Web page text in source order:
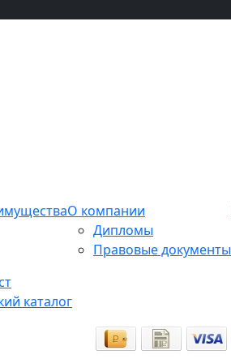
О компании
Дипломы
Правовые документы
каталог